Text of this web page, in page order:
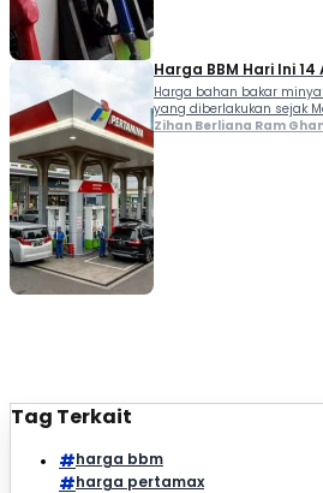
Harga BBM Hari Ini
Harga bahan bakar
yang diberlakukan sejak
Zihan Berliana Ram
Tag Terkait
harga bbm
harga pertamax